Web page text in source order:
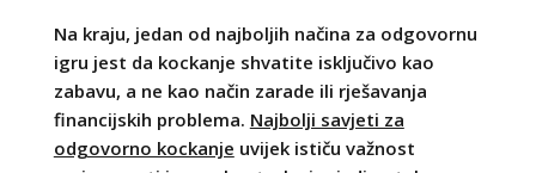
Na kraju, jedan od najboljih načina za odgovornu
igru jest da kockanje shvatite isključivo kao
zabavu, a ne kao način zarade ili rješavanja
financijskih problema. Najbolji savjeti za
odgovorno kockanje uvijek ističu važnost